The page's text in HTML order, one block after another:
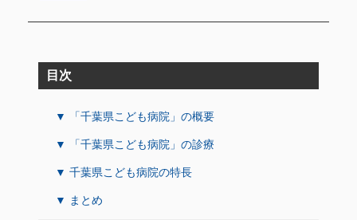
目次
▼ 「千葉県こども病院」の概要
▼ 「千葉県こども病院」の診療
▼ 千葉県こども病院の特長
▼ まとめ